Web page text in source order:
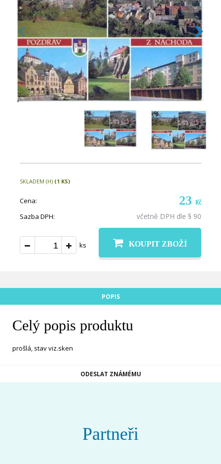
SKLADEM (H) (1 KS)
Cena: 23 Kč
Sazba DPH: včetně DPH dle § 90
ks KOUPIT ZBOŽÍ
POPIS
Celý popis produktu
prošlá, stav viz.sken
ODESLAT ZNÁMÉMU
Partneři